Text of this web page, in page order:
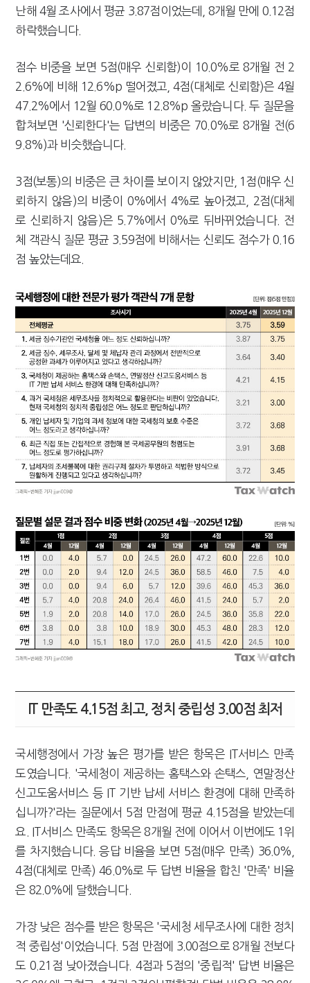
난해 4월 조사에서 평균 3.87점이었는데, 8개월 만에 0.12점
하락했습니다.
점수 비중을 보면 5점(매우 신뢰함)이 10.0%로 8개월 전 2
2.6%에 비해 12.6%p 떨어졌고, 4점(대체로 신뢰함)은 4월
47.2%에서 12월 60.0%로 12.8%p 올랐습니다. 두 질문을
합쳐보면 '신뢰한다'는 답변의 비중은 70.0%로 8개월 전(6
9.8%)과 비슷했습니다.
3점(보통)의 비중은 큰 차이를 보이지 않았지만, 1점(매우 신
뢰하지 않음)의 비중이 0%에서 4%로 높아졌고, 2점(대체
로 신뢰하지 않음)은 5.7%에서 0%로 뒤바뀌었습니다. 전
체 객관식 질문 평균 3.59점에 비해서는 신뢰도 점수가 0.16
점 높았는데요.
IT 만족도 4.15점 최고, 정치 중립성 3.00점 최저
국세행정에서 가장 높은 평가를 받은 항목은 IT서비스 만족
도였습니다. '국세청이 제공하는 홈택스와 손택스, 연말정산
신고도움서비스 등 IT 기반 납세 서비스 환경에 대해 만족하
십니까?'라는 질문에서 5점 만점에 평균 4.15점을 받았는데
요. IT서비스 만족도 항목은 8개월 전에 이어서 이번에도 1위
를 차지했습니다. 응답 비율을 보면 5점(매우 만족) 36.0%,
4점(대체로 만족) 46.0%로 두 답변 비율을 합친 '만족' 비율
은 82.0%에 달했습니다.
가장 낮은 점수를 받은 항목은 '국세청 세무조사에 대한 정치
적 중립성'이었습니다. 5점 만점에 3.00점으로 8개월 전보다
도 0.21점 낮아졌습니다. 4점과 5점의 '중립적' 답변 비율은